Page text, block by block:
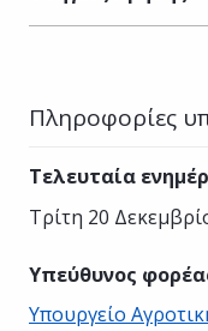
Πληροφορίες
Τελευταία
Τρίτη 20
Υπεύθυνος
Υπουργείο